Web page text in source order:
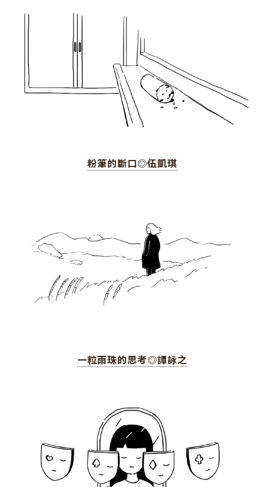
粉筆的斷口◎伍凱琪
一粒雨珠的思考◎譚詠之